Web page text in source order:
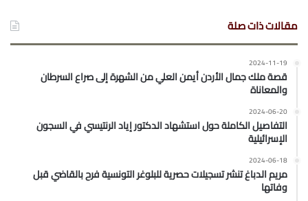
مقالات ذات صلة
2024-11-19
قصة ملك جمال الأردن أيمن العلي من الشهرة إلى صراع السرطان
والمعاناة
2024-06-20
التفاصيل الكاملة حول استشهاد الدكتور إياد الرنتيسي في السجون
الإسرائيلية
2024-06-18
مريم الدباغ تنشر تسجيلات حصرية للبلوغر التونسية فرح بالقاضي قبل
وفاتها